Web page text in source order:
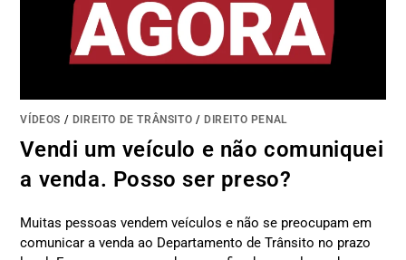
VÍDEOS / DIREITO DE TRÂNSITO / DIREITO PENAL
Vendi um veículo e não comuniquei
a venda. Posso ser preso?
Muitas pessoas vendem veículos e não se preocupam em
comunicar a venda ao Departamento de Trânsito no prazo